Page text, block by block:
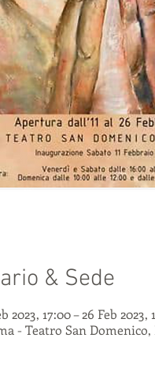
& Sede
2023, 17:00 – 26 Feb 2023,
- Teatro San